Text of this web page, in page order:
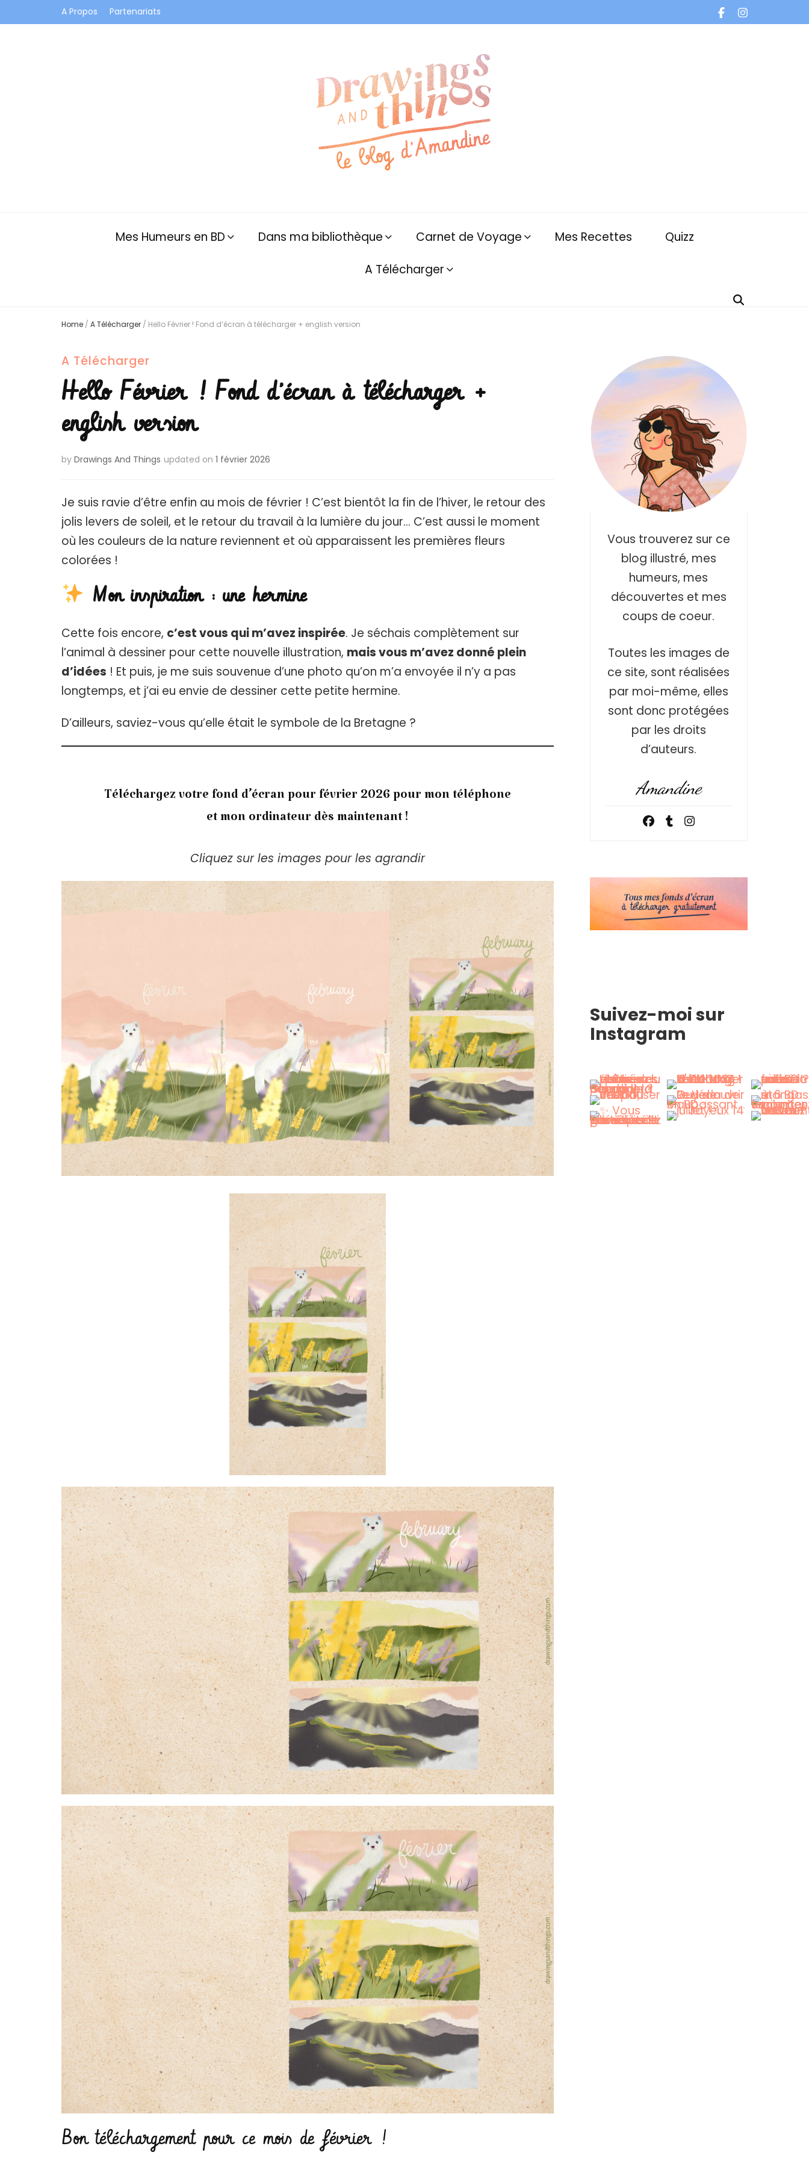
A Propos Partenariats
Mes Humeurs en BD Dans ma bibliothèque Carnet de Voyage Mes Recettes
Quizz
A Télécharger
Home / A Télécharger / Hello Février ! Fond d’écran à télécharger + english version
A Télécharger
Hello Février ! Fond d’écran à télécharger +
english version
by Drawings And Things updated on 1 février 2026
Je suis ravie d’être enfin au mois de février ! C’est bientôt la fin de l’hiver, le retour des
jolis levers de soleil, et le retour du travail à la lumière du jour… C’est aussi le moment
où les couleurs de la nature reviennent et où apparaissent les premières fleurs
colorées !
Mon inspiration : une hermine
Cette fois encore, c’est vous qui m’avez inspirée. Je séchais complètement sur
l’animal à dessiner pour cette nouvelle illustration, mais vous m’avez donné plein
d’idées ! Et puis, je me suis souvenue d’une photo qu’on m’a envoyée il n’y a pas
longtemps, et j’ai eu envie de dessiner cette petite hermine.
D’ailleurs, saviez-vous qu’elle était le symbole de la Bretagne ?
Téléchargez votre fond d’écran pour février 2026 pour mon téléphone
et mon ordinateur dès maintenant !
Cliquez sur les images pour les agrandir
Bon téléchargement pour ce mois de février !
Vous trouverez sur ce
blog illustré, mes
humeurs, mes
découvertes et mes
coups de coeur.
Toutes les images de
ce site, sont réalisées
par moi-même, elles
sont donc protégées
par les droits
d’auteurs.
Amandine
Suivez-moi sur
Instagram